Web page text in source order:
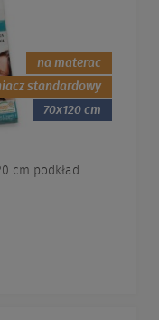
na materac
standardowy
70x120 cm
cm podkład